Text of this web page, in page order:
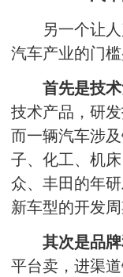
另一个让
汽车产业的门槛
首先是技术
技术产品，研发
而一辆汽车涉
子、化工、机
众、丰田的年
新车型的开发
其次是品牌
平台卖，进渠